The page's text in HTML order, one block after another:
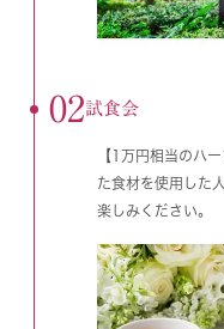
02試食会
【1万円相当のハ
た食材を使用した
楽しみください。